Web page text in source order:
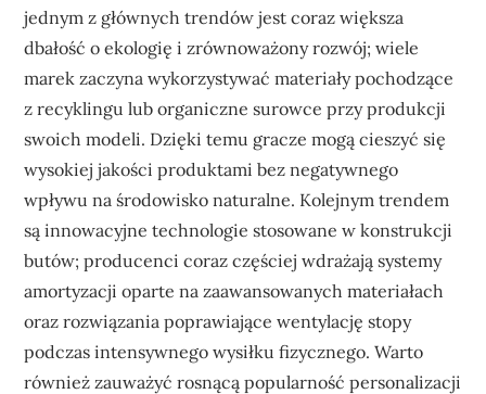
jednym z głównych trendów jest coraz większa
dbałość o ekologię i zrównoważony rozwój; wiele
marek zaczyna wykorzystywać materiały pochodzące
z recyklingu lub organiczne surowce przy produkcji
swoich modeli. Dzięki temu gracze mogą cieszyć się
wysokiej jakości produktami bez negatywnego
wpływu na środowisko naturalne. Kolejnym trendem
są innowacyjne technologie stosowane w konstrukcji
butów; producenci coraz częściej wdrażają systemy
amortyzacji oparte na zaawansowanych materiałach
oraz rozwiązania poprawiające wentylację stopy
podczas intensywnego wysiłku fizycznego. Warto
również zauważyć rosnącą popularność personalizacji